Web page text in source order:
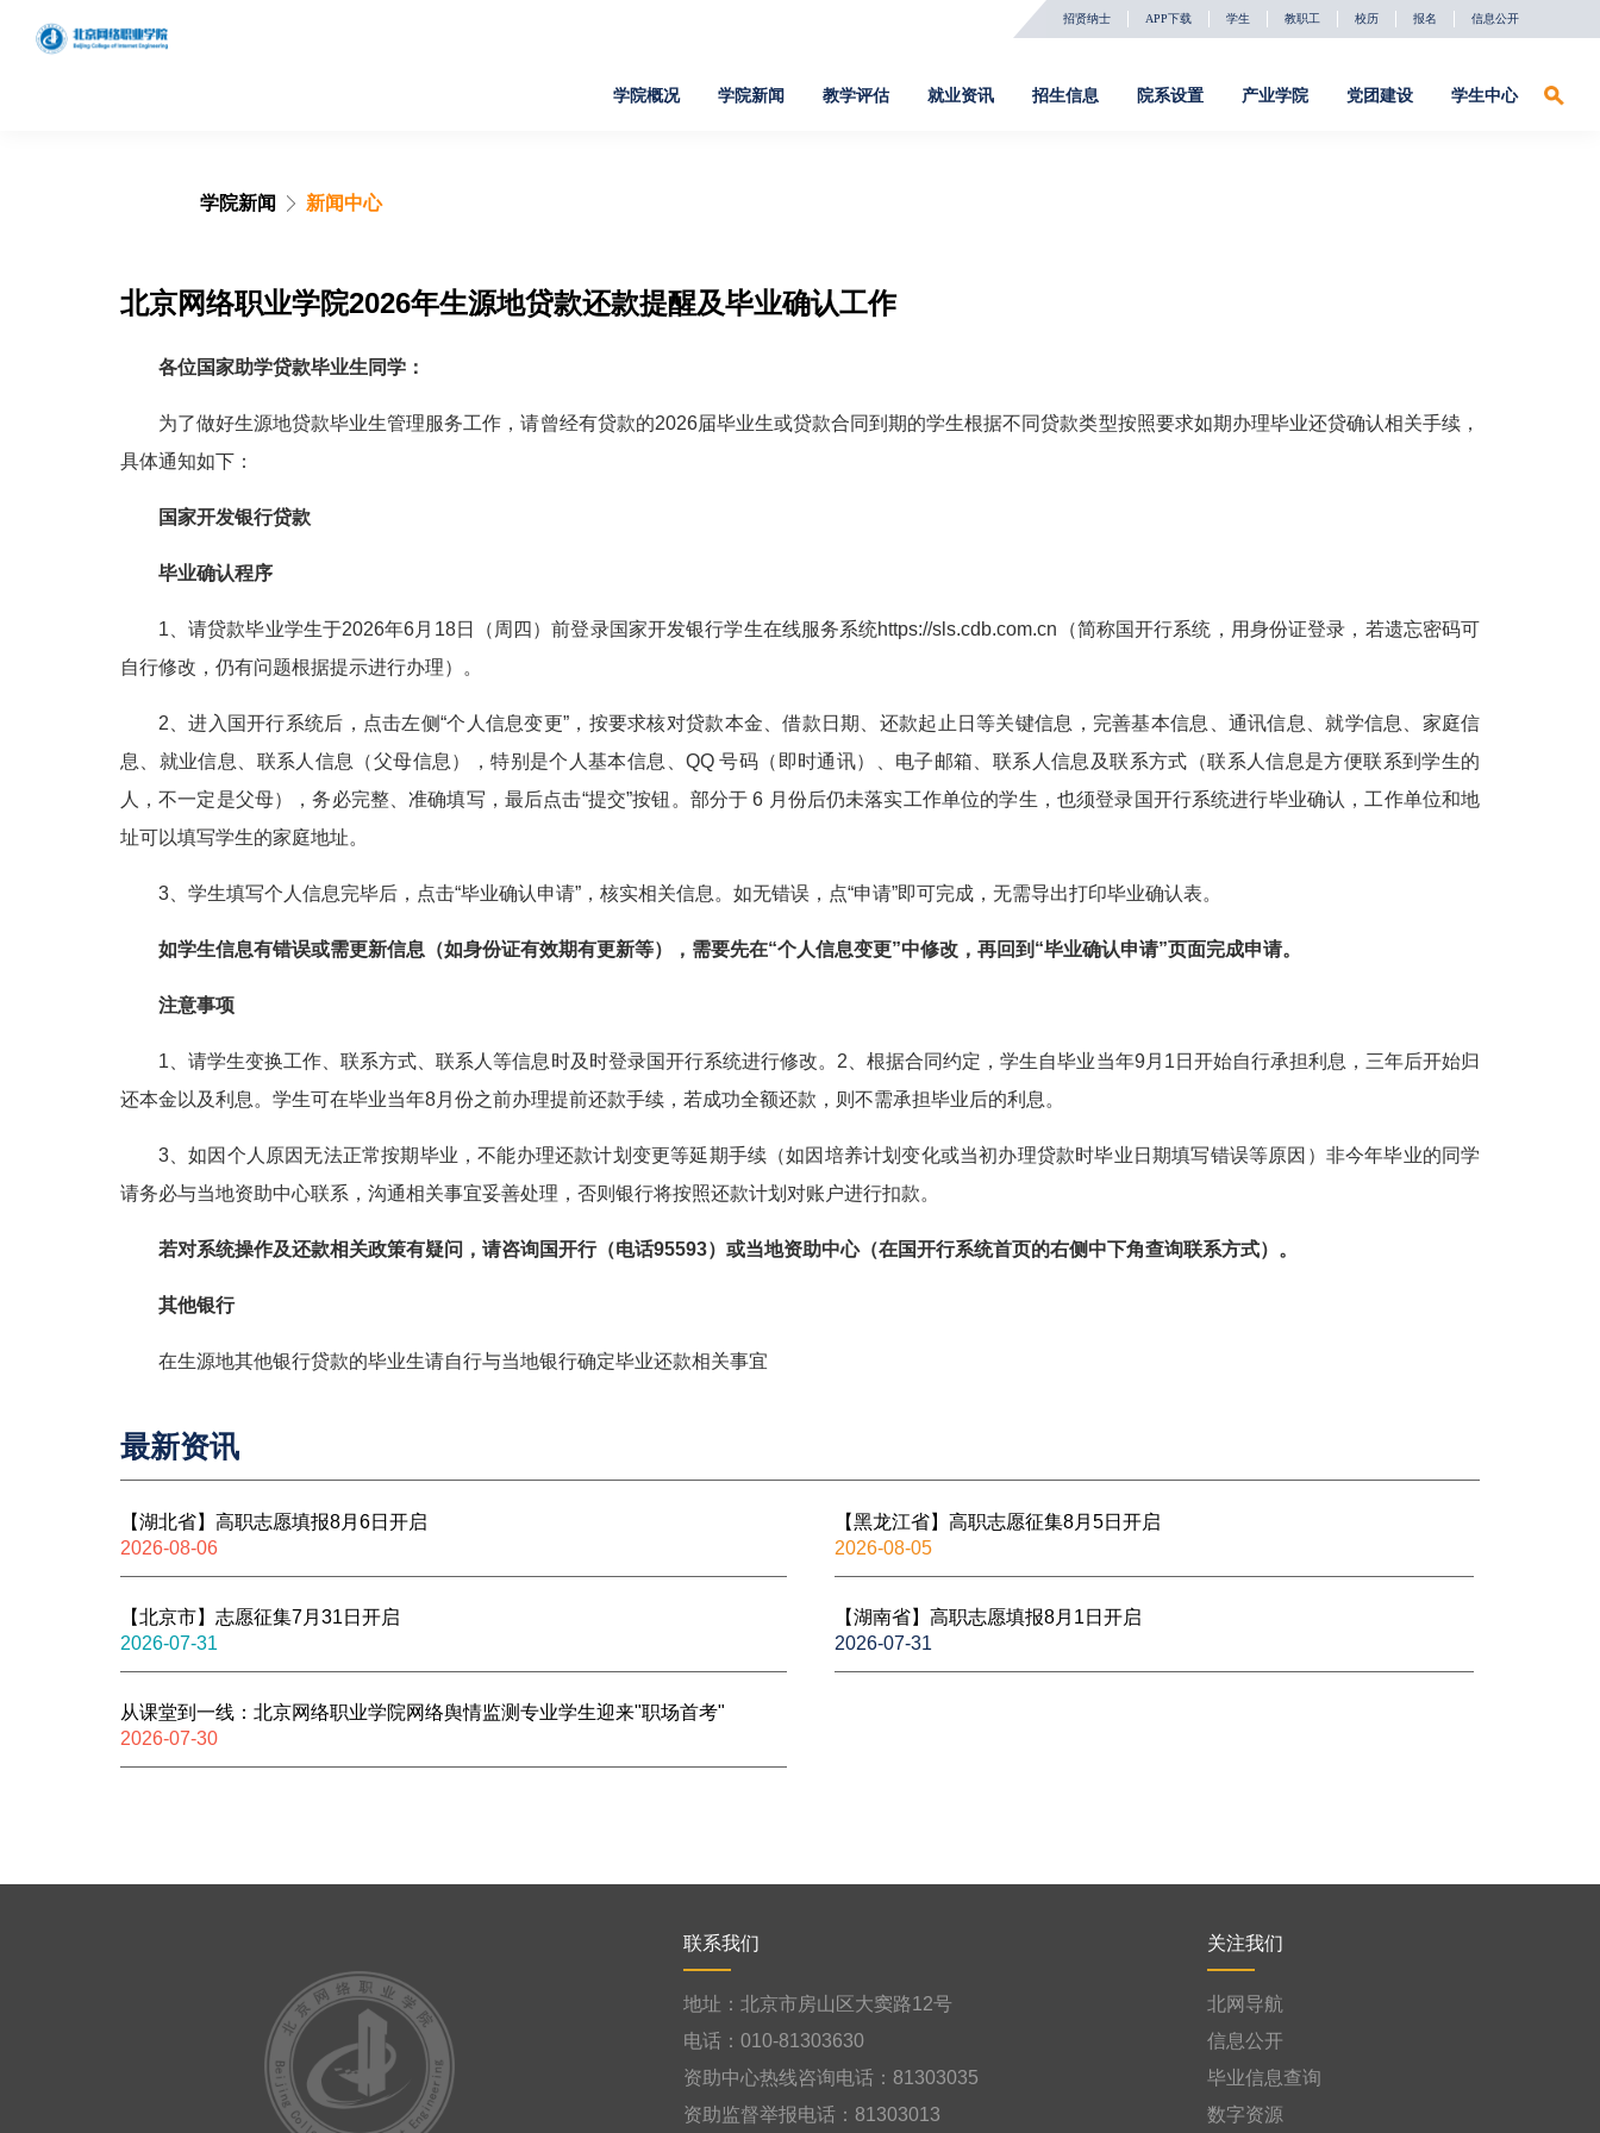
招贤纳士 APP下载 学生 教职工 校历 报名 信息公开
学院概况 学院新闻 教学评估 就业资讯 招生信息 院系设置 产业学院 党团建设 学生中心
学院简介
理念特色
组织架构
新闻事件
人物故事
定向签约
报名录取 基础教育部
东方国信产业
学院
助力驿站
搜索网站、位置和人员
学院新闻 新闻中心
北京网络职业学院2026年生源地贷款还款提醒及毕业确认工作
各位国家助学贷款毕业生同学：
为了做好生源地贷款毕业生管理服务工作，请曾经有贷款的2026届毕业生或贷款合同到期的学生根据不同贷款类型按照要求如期办理毕业还贷确认相关手续，
具体通知如下：
国家开发银行贷款
毕业确认程序
1 、请贷款毕业学生于2026年6月 18日（周四）前登录国家开发银行学生在线服务系统https://sls.cdb.com.cn （简称国开行系统，用身份证登录，若遗忘密码可
自行修改，仍有问题根据提示进行办理）。
2 、进入国开行系统后，点击左侧“个人信息变更”，按要求核对贷款本金、借款日期、还款起止日等关键信息，完善基本信息、通讯信息、就学信息、家庭信
息、就业信息、联系人信息（父母信息），特别是个人基本信息、QQ号码（即时通讯）、电子邮箱、联系人信息及联系方式（联系人信息是方便联系到学生的
人，不一定是父母），务必完整、准确填写，最后点击“提交”按钮。部分于 6 月份后仍未落实工作单位的学生，也须登录国开行系统进行毕业确认，工作单位和地
址可以填写学生的家庭地址。
3、学生填写个人信息完毕后，点击“毕业确认申请”，核实相关信息。如无错误，点“申请”即可完成，无需导出打印毕业确认表。
如学生信息有错误或需更新信息（如身份证有效期有更新等），需要先在“个人信息变更”中修改，再回到 “毕业确认申请”页面完成申请。
注意事项
1 、请学生变换工作、联系方式、联系人等信息时及时登录国开行系统进行修改。 2 、根据合同约定，学生自毕业当年9月 1 日开始自行承担利息，三年后开始归
还本金以及利息。学生可在毕业当年8月份之前办理提前还款手续，若成功全额还款，则不需承担毕业后的利息。
3、如因个人原因无法正常按期毕业，不能办理还款计划变更等延期手续（如因培养计划变化或当初办理贷款时毕业日期填写错误等原因）非今年毕业的同学
请务必与当地资助中心联系，沟通相关事宜妥善处理，否则银行将按照还款计划对账户进行扣款。
若对系统操作及还款相关政策有疑问，请咨询国开行（电话95593）或当地资助中心（在国开行系统首页的右侧中下角查询联系方式）。
其他银行
在生源地其他银行贷款的毕业生请自行与当地银行确定毕业还款相关事宜
最新资讯
【湖北省】高职志愿填报8月6日开启
2026-08-06
【黑龙江省】高职志愿征集8月5日开启
2026-08-05
【北京市】志愿征集7月31日开启
2026-07-31
【湖南省】高职志愿填报8月1日开启
2026-07-31
从课堂到一线：北京网络职业学院网络舆情监测专业学生迎来"职场首考"
2026-07-30
联系我们
地址：北京市房山区大窦路12号
电话：010-81303630
资助中心热线咨询电话：81303035
资助监督举报电话：81303013
关注我们
北网导航
信息公开
毕业信息查询
数字资源